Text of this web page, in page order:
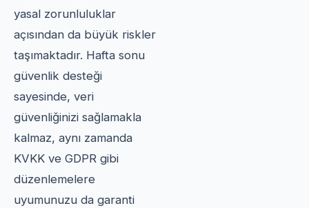
yasal zorunluluklar
açısından da büyük riskler
taşımaktadır. Hafta sonu
güvenlik desteği
sayesinde, veri
güvenliğinizi sağlamakla
kalmaz, aynı zamanda
KVKK ve GDPR gibi
düzenlemelere
uyumunuzu da garanti